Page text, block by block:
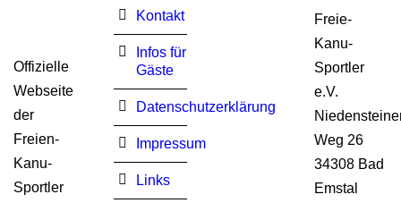
Offizielle
Webseite
der
Freien-
Kanu-
Sportler
Kontakt
Infos für
Gäste
Datenschutzerklärung
Impressum
Links
Freie-
Kanu-
Sportler
e.V.
Weg 26
34308 Bad
Emstal